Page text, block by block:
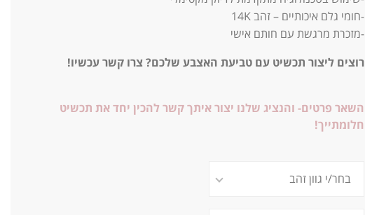
-חומי גלם איכותיים – זהב 14K
-מזכרת מרגשת עם חותם אישי
רוצים ליצור תכשיט עם טביעת האצבע שלכם? צרו קשר עכשיו!
השאר פרטים- והנציג שלנו יצור איתך קשר להכין יחד את תכשיט
חלומתייך!